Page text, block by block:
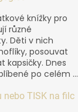
knížky pro
různé
Děti v nich
posouvat
kapsičky. Dnes
po celém ...
nebo TISK na filc